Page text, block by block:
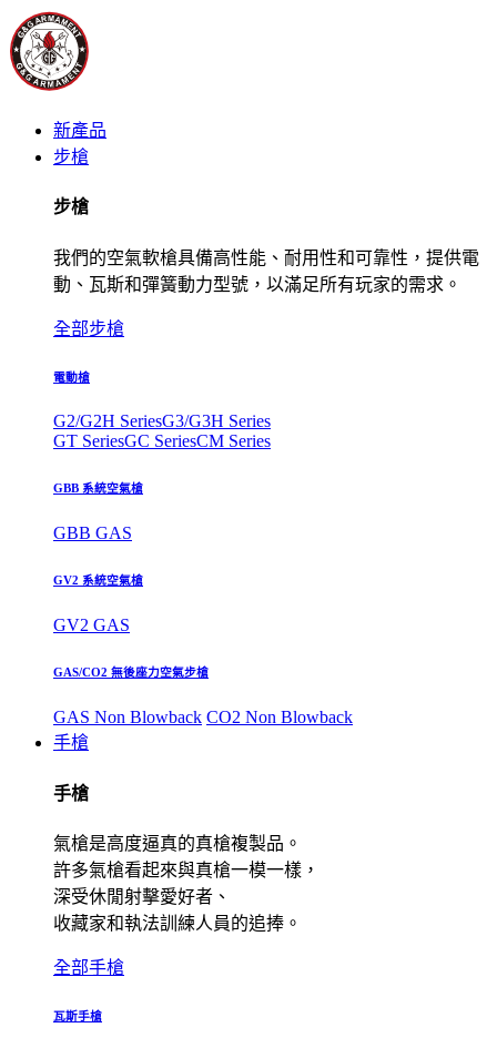
新產品
步槍
步槍
我們的空氣軟槍具備高性能、耐用性和可靠性，提供電
動、瓦斯和彈簧動力型號，以滿足所有玩家的需求。
全部步槍
電動槍
G2/G2H SeriesG3/G3H Series
GT SeriesGC SeriesCM Series
GBB 系統空氣槍
GBB GAS
GV2 系統空氣槍
GV2 GAS
GAS/CO2 無後座力空氣步槍
GAS Non Blowback CO2 Non Blowback
手槍
手槍
氣槍是高度逼真的真槍複製品。
許多氣槍看起來與真槍一模一樣，
深受休閒射擊愛好者、
收藏家和執法訓練人員的追捧。
全部手槍
瓦斯手槍